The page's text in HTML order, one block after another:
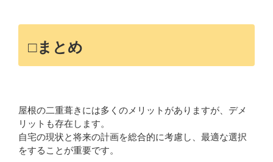
□まとめ
屋根の二重葺きには多くのメリットがありますが、デメ
リットも存在します。
自宅の現状と将来の計画を総合的に考慮し、最適な選択
をすることが重要です。